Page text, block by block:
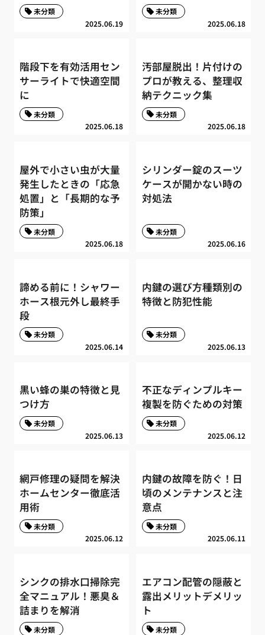
2025.06.19
未分類
2025.06.18
未分類
階段下を有効活用セン
サーライトで快適空間
に
2025.06.18
未分類
汚部屋脱出！片付けの
プロが教える、整理収
納テクニック集
2025.06.18
未分類
屋外で小さい虫が大量
発生したときの「応急
処置」と「長期的な予
防策」
2025.06.18
未分類
シリンダー錠のスーツ
ケースが開かない時の
対処法
2025.06.16
未分類
諦める前に！シャワー
ホース根元外し最終手
段
2025.06.14
未分類
内鍵の選び方種類別の
特徴と防犯性能
2025.06.13
未分類
黒い蜂の巣の特徴と見
つけ方
2025.06.13
未分類
不正なディンプルキー
複製を防ぐための対策
2025.06.12
未分類
網戸修理の疑問を解決
ホームセンター徹底活
用術
2025.06.12
未分類
内鍵の故障を防ぐ！日
頃のメンテナンスと注
意点
2025.06.11
未分類
シンクの排水口掃除完
全マニュアル！悪臭＆
詰まりを解消
未分類
エアコン配管の隠蔽と
露出メリットデメリッ
ト
未分類